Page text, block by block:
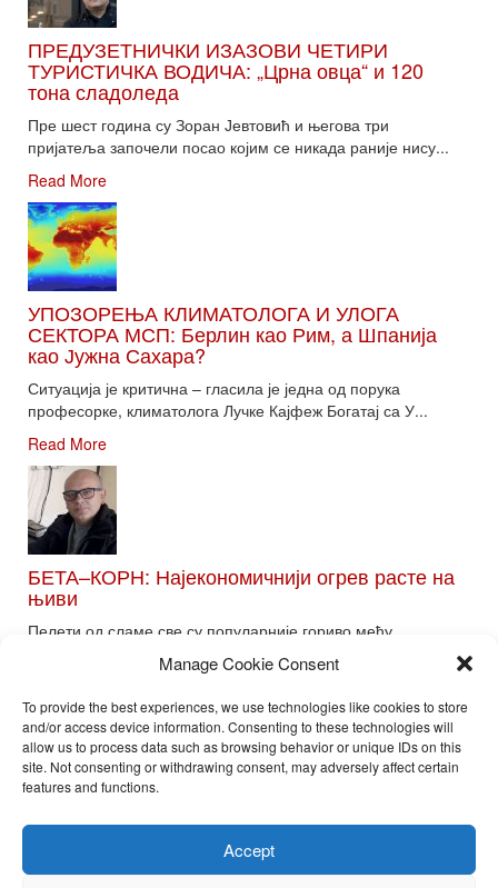
Manage Cookie Consent
To provide the best experiences, we use technologies like cookies to store
and/or access device information. Consenting to these technologies will
allow us to process data such as browsing behavior or unique IDs on this
site. Not consenting or withdrawing consent, may adversely affect certain
features and functions.
Accept
ПРЕДУЗЕТНИЧКИ ИЗАЗОВИ ЧЕТИРИ
ТУРИСТИЧКА ВОДИЧА: „Црна овца“ и 120
тона сладоледа
Пре шест година су Зоран Јевтовић и његова три
пријатеља започели посао којим се никада раније нису...
Read More
УПОЗОРЕЊА КЛИМАТОЛОГА И УЛОГА
СЕКТОРА МСП: Берлин као Рим, а Шпанија
као Јужна Сахара?
Ситуација је критична – гласила је једна од порука
професорке, климатолога Лучке Кајфеж Богатај са У...
Read More
БЕТА–КОРН: Најекономичнији огрев расте на
њиви
Пелети од сламе све су популарније гориво међу
потрошачима. Главне препреке већoj производњи овог ог...
Toggle
Nira Press d.o.o.
Sadržaj ovog sajta je zakonom zaštićena intelektualna svojina